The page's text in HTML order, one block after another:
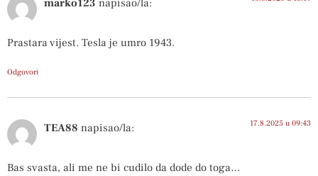
Prastara vijest. Tesla je umro 1943.
Odgovori
TEA88 napisao/la: 17.8.2025 u 09:43
Bas svasta, ali me ne bi cudilo da dode do toga…